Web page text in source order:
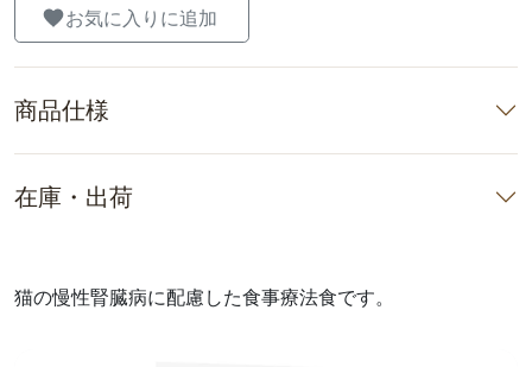
お気に入りに追加
商品仕様
在庫・出荷
猫の慢性腎臓病に配慮した食事療法食です。